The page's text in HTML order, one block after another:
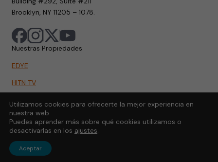
Brooklyn, NY 11205 – 1078.
Nuestras Propiedades
EDYE
HITN TV
HITN.ORG
HITN GO
Utilizamos cookies para ofrecerte la mejor experiencia en
nuestra web.
Puedes aprender más sobre qué cookies utilizamos o
desactivarlas en los ajustes.
Aceptar